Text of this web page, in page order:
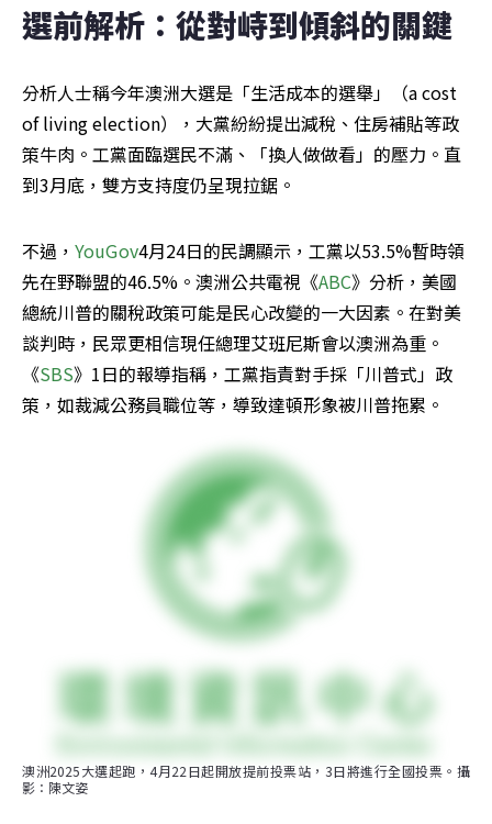
選前解析：從對峙到傾斜的關鍵
分析人士稱今年澳洲大選是「生活成本的選舉」（a cost
of living election），大黨紛紛提出減稅、住房補貼等政
策牛肉。工黨面臨選民不滿、「換人做做看」的壓力。直
到3月底，雙方支持度仍呈現拉鋸。
不過， YouGov4月24日的民調顯示，工黨以53.5%暫時領
先在野聯盟的46.5%。澳洲公共電視《ABC》分析，美國
總統川普的關稅政策可能是民心改變的一大因素。在對美
談判時，民眾更相信現任總理艾班尼斯會以澳洲為重。
《SBS》1日的報導指稱，工黨指責對手採「川普式」政
策，如裁減公務員職位等，導致達頓形象被川普拖累。
澳洲2025大選起跑，4月22日起開放提前投票站，3日將進行全國投票。攝
影：陳文姿